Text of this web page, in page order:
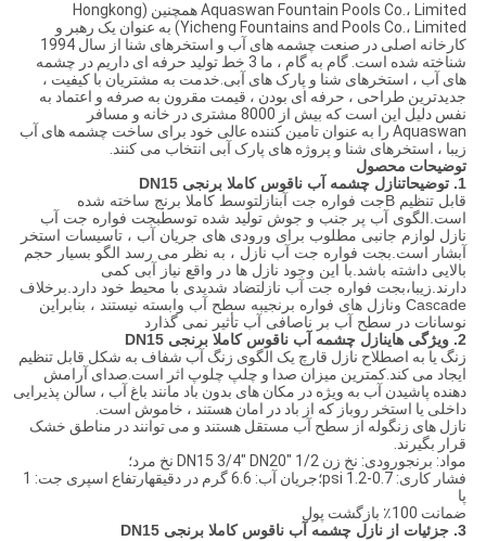
Aquaswan Fountain Pools Co.، Limited همچنین (Hongkong
Yicheng Fountains and Pools Co.، Limited) به عنوان یک رهبر و
کارخانه اصلی در صنعت چشمه های آب و استخرهای شنا از سال 1994
شناخته شده است. گام به گام ، ما 3 خط تولید حرفه ای داریم در چشمه
های آب ، استخرهای شنا و پارک های آبی.خدمت به مشتریان با کیفیت ،
جدیدترین طراحی ، حرفه ای بودن ، قیمت مقرون به صرفه و اعتماد به
نفس دلیل این است که بیش از 8000 مشتری در خانه و مسافر
Aquaswan را به عنوان تامین کننده عالی خود برای ساخت چشمه های آب
زیبا ، استخرهای شنا و پروژه های پارک آبی انتخاب می کنند.
توضیحات محصول
1. توضیحات
نازل چشمه آب ناقوس کاملا برنجی DN15
قابل تنظیم B
جت فواره جت آبنازلتوسط کاملا برنج ساخته شده
است.الگوی آب پر جنب و جوش تولید شده توسطبجت فواره جت آب
نازل لوازم جانبی مطلوب برای ورودی های جریان آب ، تاسیسات استخر
آبشار است.بجت فواره جت آب نازل ، به نظر می رسد الگو بسیار حجم
بالایی داشته باشد.با این وجود نازل ها در واقع نیاز آبی کمی
دارند.زیبا،بجت فواره جت آب نازلتضاد شدیدی با محیط خود دارد.برخلاف
Cascade و
نازل های فواره برنجیبه سطح آب وابسته نیستند ، بنابراین
نوسانات در سطح آب بر ناصافی آب تأثیر نمی گذارد
2. ویژگی های
نازل چشمه آب ناقوس کاملا برنجی DN15
زنگ یا به اصطلاح نازل قارچ یک الگوی زنگ آب شفاف به شکل قابل تنظیم
ایجاد می کند.کمترین میزان صدا و چلپ چلوپ اثر است.صدای آرامش
دهنده پاشیدن آب به ویژه در مکان های بدون باد مانند باغ آب ، سالن پذیرایی
داخلی یا استخر روباز که از باد در امان هستند ، خاموش است.
نازل های زنگوله از سطح آب مستقل هستند و می توانند در مناطق خشک
قرار بگیرند.
مواد: برنجورودی: نخ زن 1/2 "DN15 3/4" DN20 نخ مرد؛
فشار کاری: 0.7-1.2 psi؛جریان آب: 6.6 گرم در دقیقهارتفاع اسپری جت: 1
پا
ضمانت 100٪ بازگشت پول
3. جزئیات از
نازل چشمه آب ناقوس کاملا برنجی DN15